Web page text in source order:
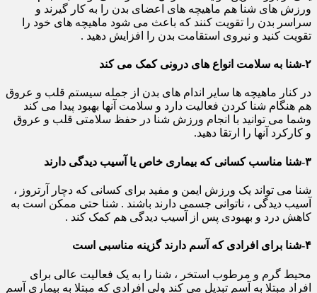
ورزش های شنا هم ماهیچه های اعضای بدن را به کار گیرند و
سراسر بدن را تقویت کنند که باعث می شود ماهیچه های خود را
تقویت کنید و نیروی استقامت بدن را افزایش دهید .
۲-شنا به سلامت انواع های درونی کمک می کند
در کنار ماهیچه ها سایر اندام های بدن از جمله سیستم قلب و عروق
هم هنگام شنا کردن فعالیت دارد و سلامت آنها بهبود پیدا می کند
وشما می توانید با انجام ورزش شنا در حفظ سلامتی قلب و عروق
و کارکرد آنها را ارتقا دهید.
۳-شنا مناسب کسانی که بیماری خاص یا آسیب دیدگی دارند
شنا می تواند یک ورزش ایمن و مفید برای کسانی که دچار آرتروز ،
آسیب دیدگی ، ناتوانی جسمی دارند باشند . شنا حتی ممکن است به
کاهش درد و بهبودی پس از آسیب دیدگی هم کمک کند .
۴-شنا برای افرادی که آسم دارند گزینه مناسبی است
محیط گرم و مرطوب استخر ، شنا را به یک فعالیت عالی برای
افراد مبتلا به آسم تبدیل می کند ولی افرادی که مبتلا به بیماری آسم